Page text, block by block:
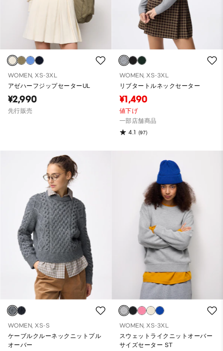
WOMEN, XS-3XL
アゼハーフジップセーターUL
¥2,990
先行販売
WOMEN, XS-3XL
リブタートルネックセーター
¥1,490
値下げ
一部店舗商品
4.1 (97)
WOMEN, XS-S
ケーブルクルーネックニットプル
オーバー
WOMEN, XS-3XL
スウェットライクニットオーバー
サイズセーター ST